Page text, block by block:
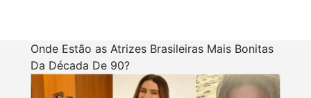
Onde Estão as Atrizes Brasileiras Mais Bonitas
Da Década De 90?